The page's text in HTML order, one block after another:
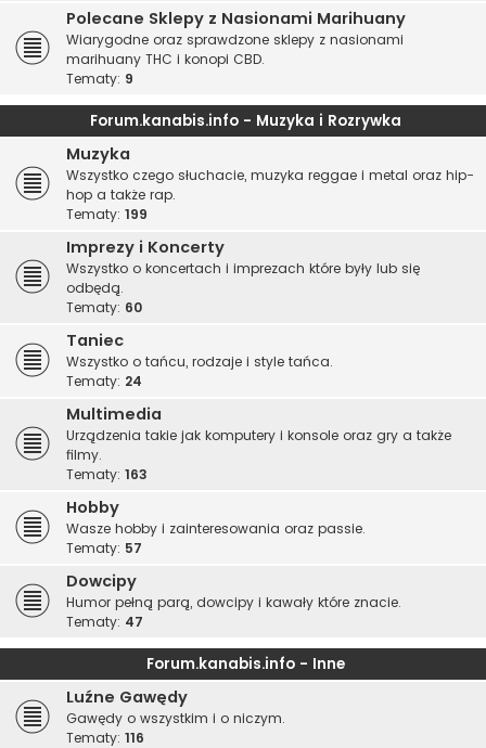
Polecane Sklepy z Nasionami Marihuany
Wiarygodne oraz sprawdzone sklepy z nasionami
marihuany THC i konopi CBD.
Tematy: 9
Forum.kanabis.info - Muzyka i Rozrywka
Muzyka
Wszystko czego słuchacie, muzyka reggae i metal oraz hip-
hop a także rap.
Tematy: 199
Imprezy i Koncerty
Wszystko o koncertach i imprezach które były lub się
odbędą.
Tematy: 60
Taniec
Wszystko o tańcu, rodzaje i style tańca.
Tematy: 24
Multimedia
Urządzenia takie jak komputery i konsole oraz gry a także
filmy.
Tematy: 163
Hobby
Wasze hobby i zainteresowania oraz passie.
Tematy: 57
Dowcipy
Humor pełną parą, dowcipy i kawały które znacie.
Tematy: 47
Forum.kanabis.info - Inne
Luźne Gawędy
Gawędy o wszystkim i o niczym.
Tematy: 116